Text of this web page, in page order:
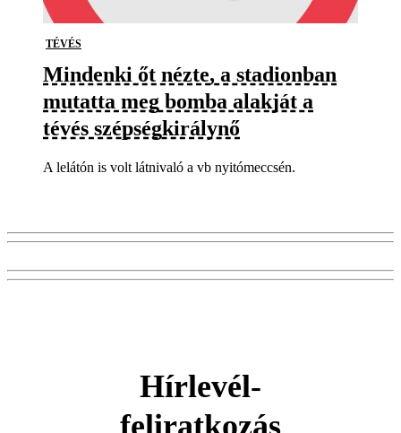
TÉVÉS
Mindenki őt nézte, a stadionban
mutatta meg bomba alakját a
tévés szépségkirálynő
A lelátón is volt látnivaló a vb nyitómeccsén.
Hírlevél-
feliratkozás